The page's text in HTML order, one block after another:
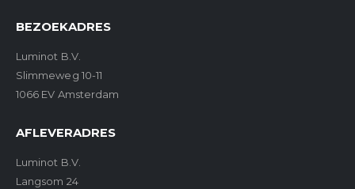
BEZOEKADRES
Luminot B.V.
Slimmeweg 10-11
1066 EV Amsterdam
AFLEVERADRES
Luminot B.V.
Langsom 24